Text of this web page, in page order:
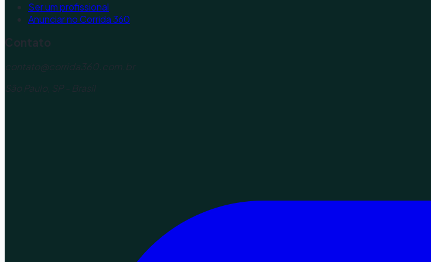
Ser um profissional
Anunciar no Corrida 360
Contato
contato@corrida360.com.br
São Paulo, SP - Brasil